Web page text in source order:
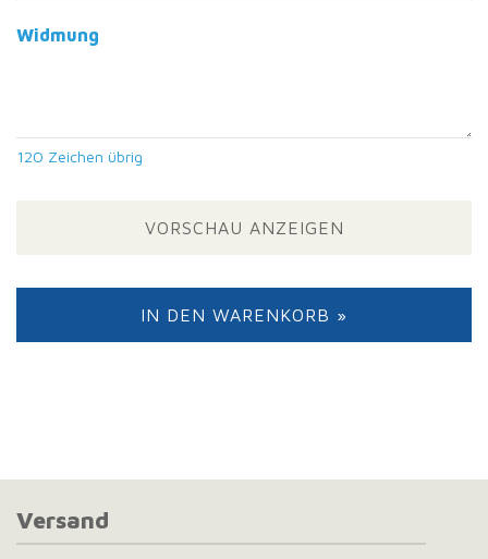
Widmung
120 Zeichen übrig
VORSCHAU ANZEIGEN
IN DEN WARENKORB »
Versand